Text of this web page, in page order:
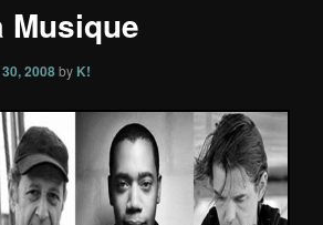
Musique
2008by K!